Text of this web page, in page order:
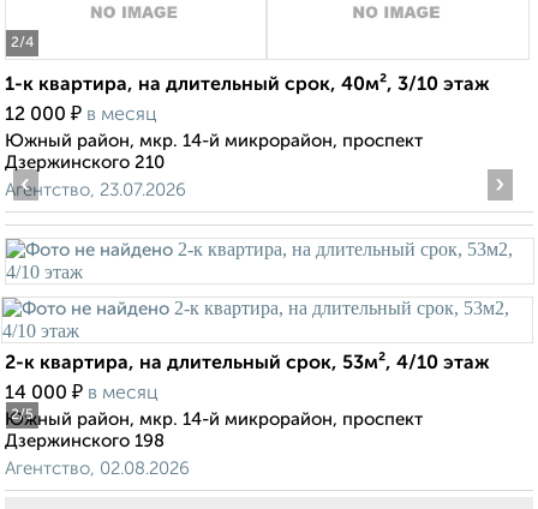
2/4
1-к квартира, на длительный срок, 40м², 3/10 этаж
12 000 ₽ в месяц
Южный район, мкр. 14-й микрорайон, проспект
Дзержинского 210
Агентство, 23.07.2026
2/5
‹ ›
2-к квартира, на длительный срок, 53м², 4/10 этаж
14 000 ₽ в месяц
Южный район, мкр. 14-й микрорайон, проспект
Дзержинского 198
Агентство, 02.08.2026